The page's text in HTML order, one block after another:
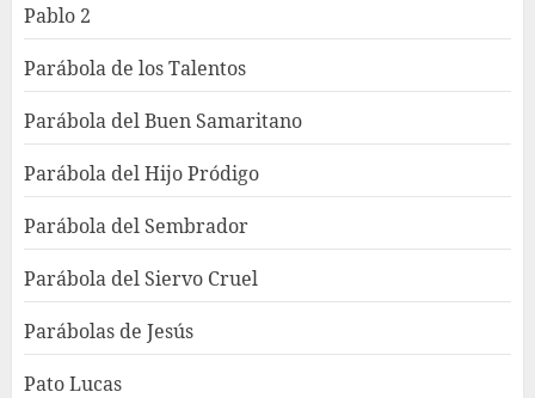
Pablo 2
Parábola de los Talentos
Parábola del Buen Samaritano
Parábola del Hijo Pródigo
Parábola del Sembrador
Parábola del Siervo Cruel
Parábolas de Jesús
Pato Lucas